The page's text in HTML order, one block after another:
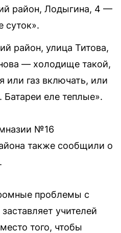
район, Лодыгина, 4 —
суток».
район, улица Титова,
— холодище такой,
или газ включать, или
Батареи еле теплые».
№16
также сообщили о
проблемы с
учителей
того, чтобы